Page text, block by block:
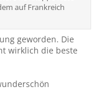
auf Frankreich
geworden. Die
wirklich die beste